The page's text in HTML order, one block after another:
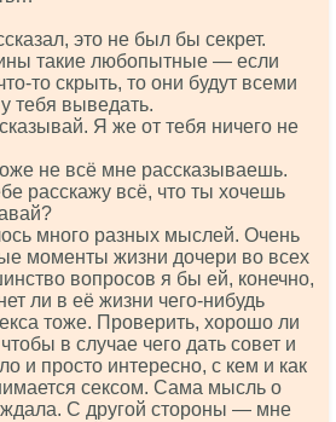
это не был бы секрет.
такие любопытные — если
то скрыть, то они будут всеми
тебя выведать.
Я же от тебя ничего не
не всё мне рассказываешь.
расскажу всё, что ты хочешь
много разных мыслей. Очень
моменты жизни дочери во всех
вопросов я бы ей, конечно,
ли в её жизни чего-нибудь
тоже. Проверить, хорошо ли
в случае чего дать совет и
и просто интересно, с кем и как
сексом. Сама мысль о
С другой стороны — мне